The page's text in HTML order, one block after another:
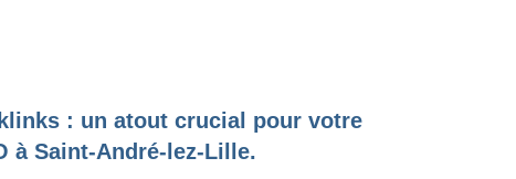
: un atout crucial pour votre
à Saint-André-lez-Lille.